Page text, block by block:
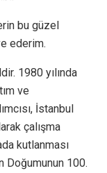
bu güzel
ederim.
1980 yılında
ve
İstanbul
çalışma
kutlanması
Doğumunun 100.